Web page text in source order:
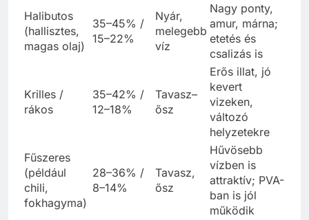
Halibutos
(hallisztes,
magas olaj)
35–45% /
15–22%
Nyár,
melegebb
víz
Nagy ponty,
amur, márna;
etetés és
csalizás is
Krilles /
rákos
35–42% /
12–18%
Tavasz–
ősz
Erős illat, jó
kevert
vizeken,
változó
helyzetekre
Fűszeres
(például
chili,
fokhagyma)
28–36% /
8–14%
Tavasz,
ősz
Hűvösebb
vízben is
attraktív; PVA-
ban is jól
működik